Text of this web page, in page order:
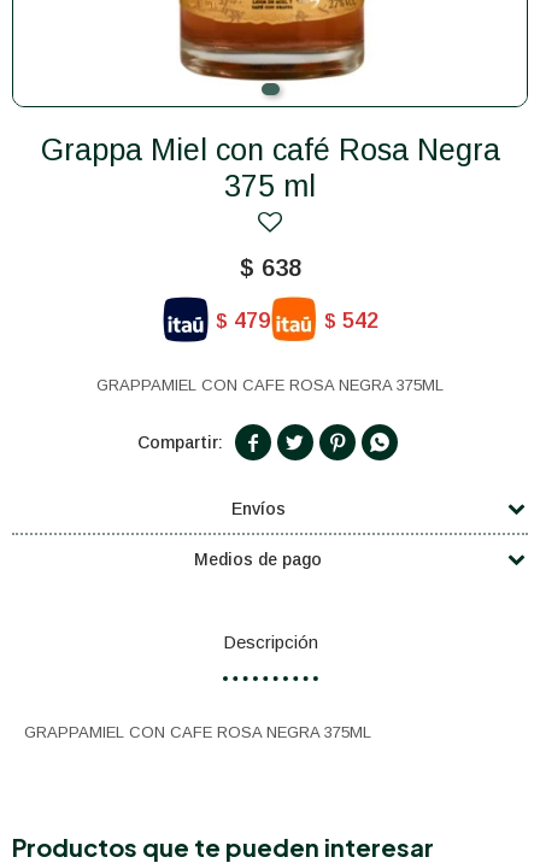
Grappa Miel con café Rosa Negra
375 ml
$ 638
$ 479 $ 542
GRAPPAMIEL CON CAFE ROSA NEGRA 375ML
   
Envíos
Medios de pago
Descripción
GRAPPAMIEL CON CAFE ROSA NEGRA 375ML
Productos que te pueden interesar